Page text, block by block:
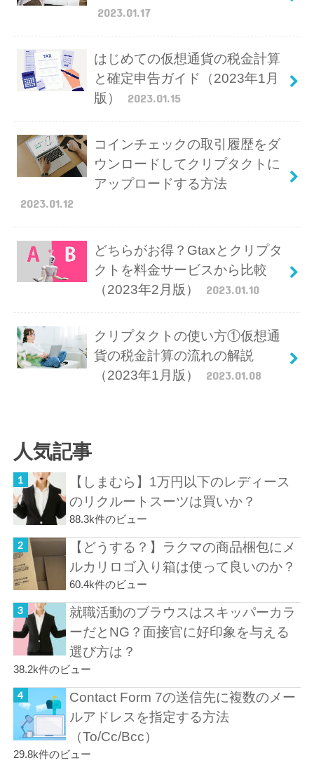
2023.01.17
はじめての仮想通貨の税金計算
と確定申告ガイド（2023年1月
版）
2023.01.15
コインチェックの取引履歴をダ
ウンロードしてクリプタクトに
アップロードする方法
2023.01.12
どちらがお得？Gtaxとクリプタ
クトを料金サービスから比較
（2023年2月版）
2023.01.10
クリプタクトの使い方①仮想通
貨の税金計算の流れの解説
（2023年1月版）
2023.01.08
人気記事
【しまむら】1万円以下のレディース
のリクルートスーツは買いか？
88.3k件のビュー
【どうする？】ラクマの商品梱包にメ
ルカリロゴ入り箱は使って良いのか？
60.4k件のビュー
就職活動のブラウスはスキッパーカラ
ーだとNG？面接官に好印象を与える
選び方は？
38.2k件のビュー
Contact Form 7の送信先に複数のメー
ルアドレスを指定する方法
（To/Cc/Bcc）
29.8k件のビュー